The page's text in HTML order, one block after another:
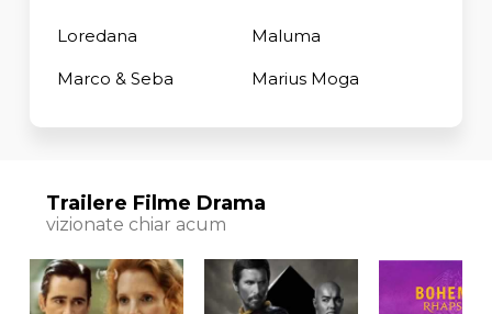
Loredana Maluma
Marco & Seba Marius Moga
Trailere Filme Drama
vizionate chiar acum